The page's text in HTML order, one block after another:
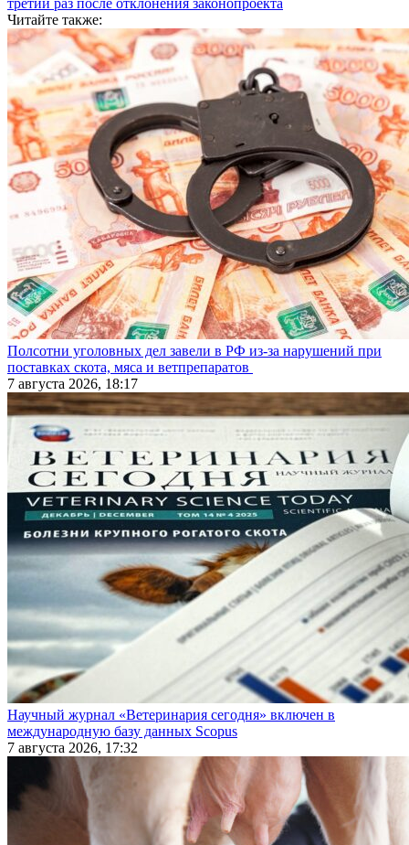
Читайте также:
Полсотни уголовных дел завели в РФ из-за нарушений при
поставках скота, мяса и ветпрепаратов
7 августа 2026, 18:17
Научный журнал «Ветеринария сегодня» включен в
международную базу данных Scopus
7 августа 2026, 17:32